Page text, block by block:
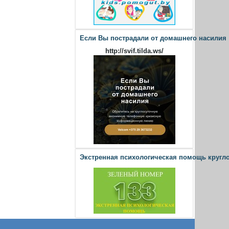
Если Вы пострадали от домашнего насилия
http://svif.tilda.ws/
Экстренная психологическая помощь